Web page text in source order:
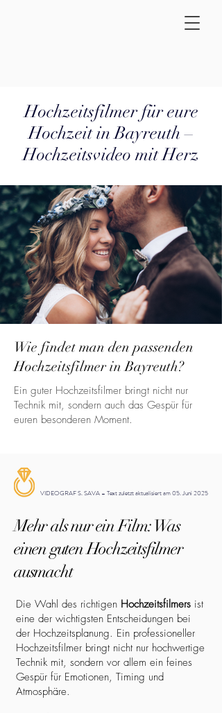
Hochzeitsfilmer für eure
Hochzeit in Bayreuth –
Hochzeitsvideo mit Herz
Wie findet man den passenden
Hochzeitsfilmer in Bayreuth?
Ein guter Hochzeitsfilmer bringt nicht nur
Technik mit, sondern auch das Gespür für
euren besonderen Moment.
VIDEOGRAF S. SAVA – Text zuletzt aktualisiert am 05. Juni 2025
Mehr als nur ein Film: Was
einen guten Hochzeitsfilmer
ausmacht
Die Wahl des richtigen Hochzeitsfilmers ist
eine der wichtigsten Entscheidungen bei
der Hochzeitsplanung. Ein professioneller
Hochzeitsfilmer bringt nicht nur hochwertige
Technik mit, sondern vor allem ein feines
Gespür für Emotionen, Timing und
Atmosphäre.